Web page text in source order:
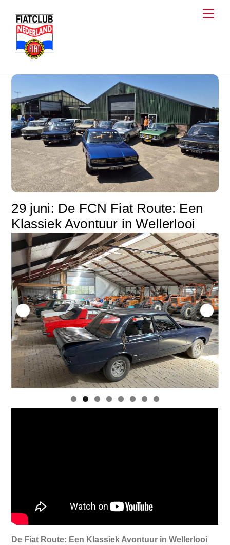
content
29 juni: De FCN Fiat Route: Een
Klassiek Avontuur in Wellerlooi
De Fiat Route: Een Klassiek Avontuur in Wellerlooi